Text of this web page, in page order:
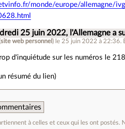
monde/europe/allemagne/
25 juin 2022, l'Allemagne a
site web personnel ) le 25 juin 2022 à 22:36.
d'inquiétude sur les numéros le
résumé du lien)
à celles et ceux qui les ont postés.